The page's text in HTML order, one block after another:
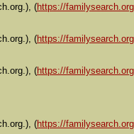
(https://
(https://
(https://
(https://